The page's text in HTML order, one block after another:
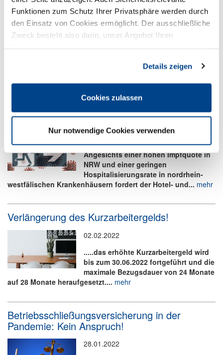
Funktionen zum Schutz Ihrer Privatsphäre werden durch
den Einsatz von Cookies ermöglicht. Der ausschließliche
Zweck besteht also darin, unser Angebot Ihren
Details zeigen
Cookies zulassen
Nur notwendige Cookies verwenden
Aktualisierte FAQs zur Überbrückungshilfe IV
12.02.2022
Das Bundeswirtschaftsministerium hat
Lockerungen gefordert: 2G+ nicht mehr
verhältnismäßig
04.02.2022
Angesichts einer hohen Impfquote in
NRW und einer geringen
Hospitalisierungsrate in nordrhein-
westfälischen Krankenhäusern fordert der Hotel- und... mehr
Verlängerung des Kurzarbeitergelds!
02.02.2022
.....das erhöhte Kurzarbeitergeld wird
bis zum 30.06.2022 fortgeführt und die
maximale Bezugsdauer von 24 Monate
auf 28 Monate heraufgesetzt.... mehr
Betriebsschließungsversicherung in der
Pandemie: Kein Anspruch!
28.01.2022